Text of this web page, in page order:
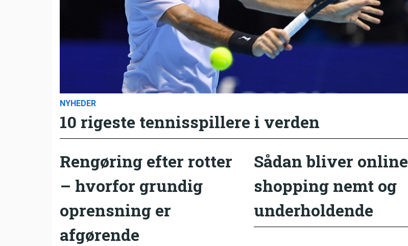
NYHEDER
10 rigeste tennisspillere i verden
Rengøring efter rotter
– hvorfor grundig
oprensning er
afgørende
Sådan bliver online
shopping nemt og
underholdende